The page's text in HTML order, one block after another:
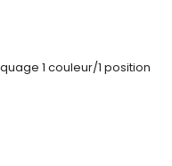
1 couleur/1 position